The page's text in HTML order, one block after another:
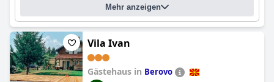
Mehr anzeigen
Vila Ivan
Gästehaus in Berovo